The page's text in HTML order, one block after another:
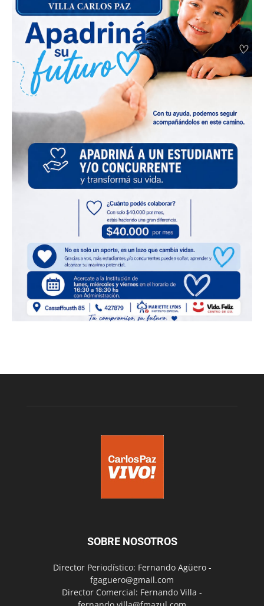
SOBRE NOSOTROS
Director Periodístico: Fernando Agüero -
fgaguero@gmail.com
Director Comercial: Fernando Villa -